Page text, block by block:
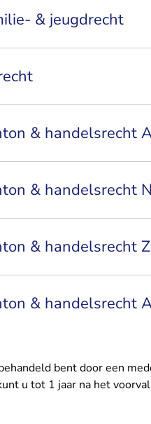
& jeugdrecht
& handelsrecht
& handelsrecht
& handelsrecht
& handelsrecht
bent door een
u tot 1 jaar na het